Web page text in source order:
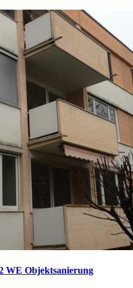
WE Objektsanierung